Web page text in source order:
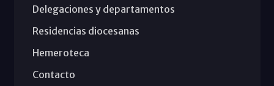
Delegaciones y departamentos
Residencias diocesanas
Hemeroteca
Contacto